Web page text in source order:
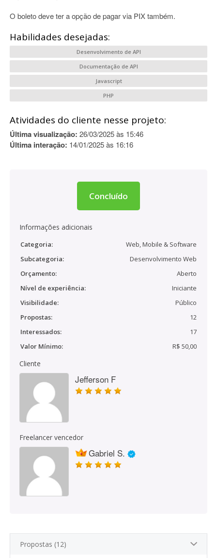
O boleto deve ter a opção de pagar via PIX também.
Habilidades desejadas:
Desenvolvimento de API
Documentação de API
Javascript
PHP
Atividades do cliente nesse projeto:
Última visualização: 26/03/2025 às 15:46
Última interação: 14/01/2025 às 16:16
Concluído
Informações adicionais
Categoria:
Web, Mobile & Software
Subcategoria:
Desenvolvimento Web
Orçamento:
Aberto
Nível de experiência:
Iniciante
Visibilidade:
Público
Propostas:
12
Interessados:
17
Valor Mínimo:
R$ 50,00
Cliente
Jefferson F
Freelancer vencedor
Gabriel S.
Propostas (12)